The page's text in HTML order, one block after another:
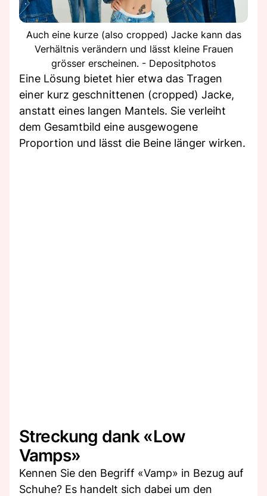
Auch eine kurze (also cropped) Jacke kann das
Verhältnis verändern und lässt kleine Frauen
grösser erscheinen. - Depositphotos
Eine Lösung bietet hier etwa das Tragen
einer kurz geschnittenen (cropped) Jacke,
anstatt eines langen Mantels. Sie verleiht
dem Gesamtbild eine ausgewogene
Proportion und lässt die Beine länger wirken.
Streckung dank «Low
Vamps»
Kennen Sie den Begriff «Vamp» in Bezug auf
Schuhe? Es handelt sich dabei um den